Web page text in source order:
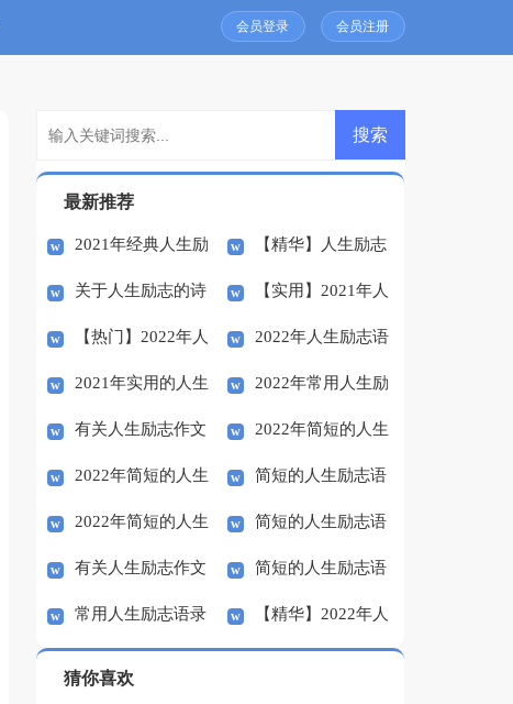
会员登录 会员注册
最新推荐
2021年经典人生励
志语录集合47条
【精华】人生励志
语录大汇总81句
关于人生励志的诗
句
【实用】2021年人
生励志语录集合57句
【热门】2022年人
生励志语录汇编44条
2022年人生励志语
录72句
2021年实用的人生
励志语录大集合74条
2022年常用人生励
志语录摘录35句
有关人生励志作文
合集8篇
2022年简短的人生
励志语录集合64句
2022年简短的人生
励志语录汇编32条
简短的人生励志语
录集合58句
2022年简短的人生
励志语录32条
简短的人生励志语
录集合47条
有关人生励志作文
五篇
简短的人生励志语
录大集合56句
常用人生励志语录 【精华】2022年人
猜你喜欢